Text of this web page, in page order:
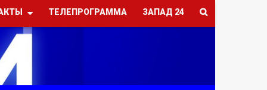
ТЕЛЕПРОГРАММА ЗАПАД 24